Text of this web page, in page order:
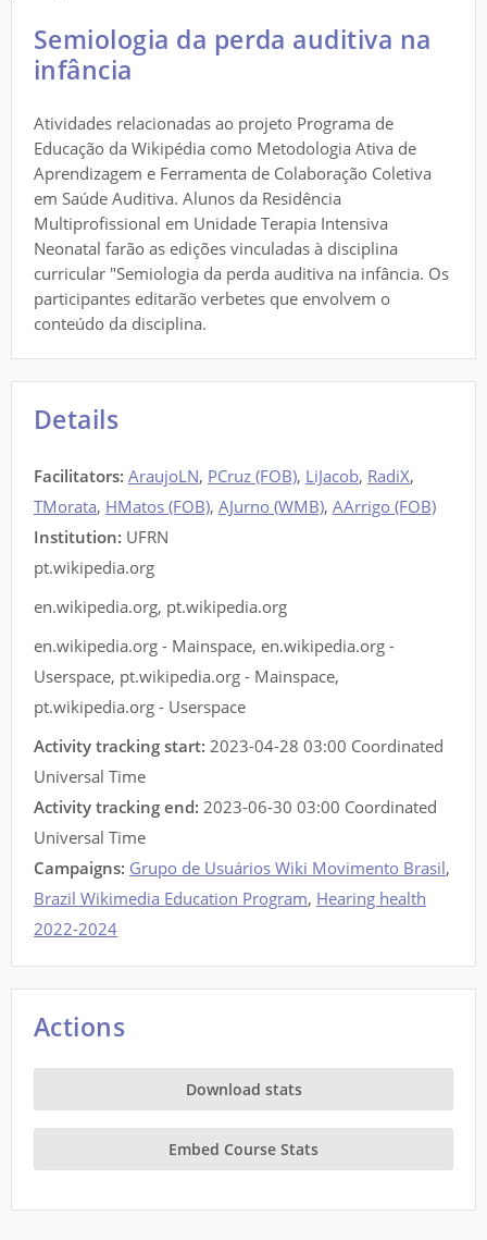
Semiologia da perda auditiva na
infância
Atividades relacionadas ao projeto Programa de
Educação da Wikipédia como Metodologia Ativa de
Aprendizagem e Ferramenta de Colaboração Coletiva
em Saúde Auditiva. Alunos da Residência
Multiprofissional em Unidade Terapia Intensiva
Neonatal farão as edições vinculadas à disciplina
curricular "Semiologia da perda auditiva na infância. Os
participantes editarão verbetes que envolvem o
conteúdo da disciplina.
Details
Facilitators: AraujoLN, PCruz (FOB), LiJacob, RadiX,
TMorata, HMatos (FOB), AJurno (WMB), AArrigo (FOB)
Institution: UFRN
pt.wikipedia.org
en.wikipedia.org, pt.wikipedia.org
en.wikipedia.org - Mainspace, en.wikipedia.org -
Userspace, pt.wikipedia.org - Mainspace,
pt.wikipedia.org - Userspace
Activity tracking start: 2023-04-28 03:00 Coordinated
Universal Time
Activity tracking end: 2023-06-30 03:00 Coordinated
Universal Time
Campaigns: Grupo de Usuários Wiki Movimento Brasil,
Brazil Wikimedia Education Program, Hearing health
2022-2024
Actions
Download stats
Embed Course Stats